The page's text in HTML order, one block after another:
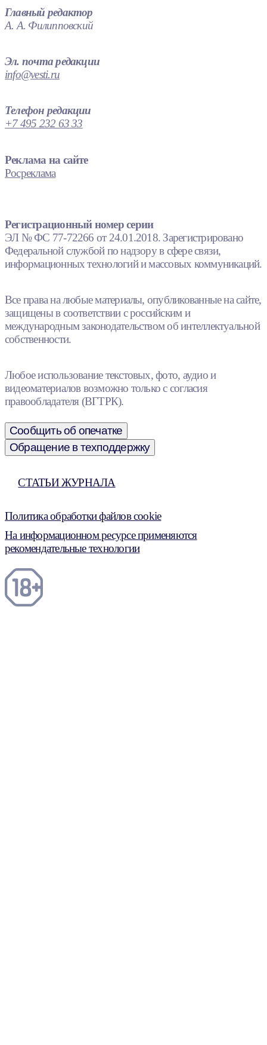
Главный редактор
А. А. Филипповский
Эл. почта редакции
info@vesti.ru
Телефон редакции
+7 495 232 63 33
Реклама на сайте
Росреклама
Регистрационный номер серии
ЭЛ № ФС 77-72266 от 24.01.2018. Зарегистрировано
Федеральной службой по надзору в сфере связи,
информационных технологий и массовых коммуникаций.
Все права на любые материалы, опубликованные на сайте,
защищены в соответствии с российским и
международным законодательством об интеллектуальной
собственности.
Любое использование текстовых, фото, аудио и
видеоматериалов возможно только с согласия
правообладателя (ВГТРК).
Сообщить об опечатке
Обращение в техподдержку
СТАТЬИ ЖУРНАЛА
Политика обработки файлов cookie
На информационном ресурсе применяются
рекомендательные технологии